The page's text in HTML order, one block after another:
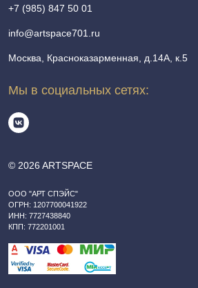
© 2026 ARTSPACE
ООО "АРТ СПЭЙС"
ОГРН: 1207700041922
ИНН: 7727438840
КПП: 772201001
+7 (985) 847 50 01
info@artspace701.ru
Москва, Красноказарменная, д.14А, к.5
Мы в социальных сетях: